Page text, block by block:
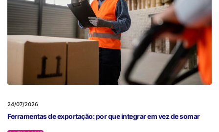
24/07/2026
Ferramentas de exportação: por que integrar em vez de somar